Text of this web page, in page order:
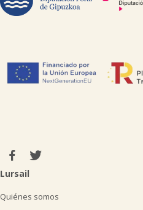
Lursail
Quiénes somos